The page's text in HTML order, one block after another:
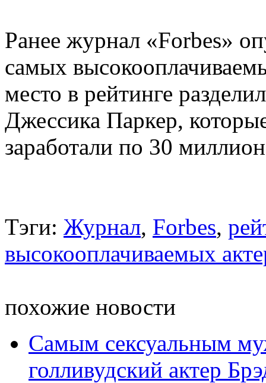
Ранее журнал «Forbes»
самых
место в рейтинге
Джессика Паркер,
заработали по 30
Тэги: Журнал, Forbes,
высокооплачиваемых
похожие новости
Самым сексуальным
голливудский актер